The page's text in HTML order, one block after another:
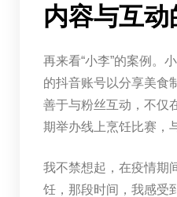
内容与互动
再来看“小李”的案例。
的抖音账号以分享美食
善于与粉丝互动，不仅
期举办线上烹饪比赛，
我不禁想起，在疫情期
饪，那段时间，我感受